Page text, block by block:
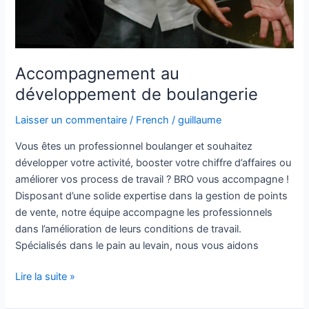
Accompagnement au
développement de boulangerie
Laisser un commentaire / French /guillaume
Vous êtes un professionnel boulanger et souhaitez
développer votre activité, booster votre chiffre d’affaires ou
améliorer vos process de travail ? BRO vous accompagne !
Disposant d’une solide expertise dans la gestion de points
de vente, notre équipe accompagne les professionnels
dans l’amélioration de leurs conditions de travail.
Spécialisés dans le pain au levain, nous vous aidons
Lire la suite »